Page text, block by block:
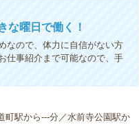
な曜日で働く！
なので、体力に自信がない方
仕事紹介まで可能なので、手
町駅から---分／水前寺公園駅か